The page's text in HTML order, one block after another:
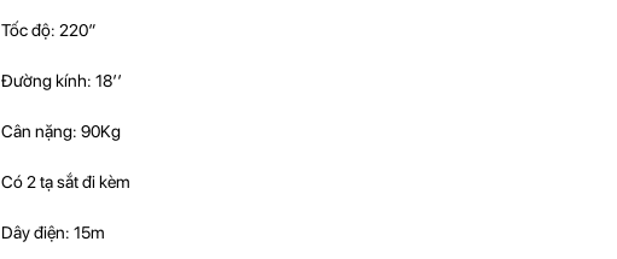
Tốc độ: 220”
Đường kính: 18’’
Cân nặng: 90Kg
Có 2 tạ sắt đi kèm
Dây điện: 15m